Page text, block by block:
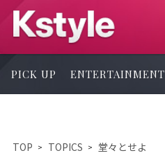
PICK UP ENTERTAINMENT
TOP TOPICS 堂々とせよ